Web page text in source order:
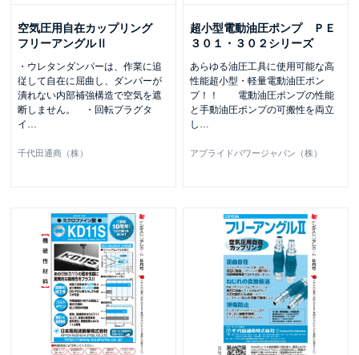
空気圧用自在カップリング
フリーアングルⅡ
・ウレタンダンパーは、作業に追
従して自在に屈曲し、ダンパーが
潰れない内部補強構造で空気を遮
断しません。 ・回転プラグタ
イ …
千代田通商（株）
超小型電動油圧ポンプ ＰＥ
３０１・３０２シリーズ
あらゆる油圧工具に使用可能な高
性能超小型・軽量電動油圧ポン
プ！！ 電動油圧ポンプの性能
と手動油圧ポンプの可搬性を両立
し …
アプライドパワージャパン（株）